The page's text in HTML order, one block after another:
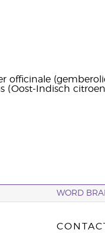
officinale
(Oost-Indisch
WORD